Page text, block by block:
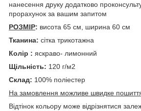
нанесення друку додатково
прорахунок за вашим запитом
РОЗМІР: висота 65 см, ширина 60 см
Тканина: сітка трикотажна
Колір : яскраво- лимонний
Щільність: 120 г/м2
Склад: 100% поліестер
На замовлення можливе швидке
Відтінок кольору може відрізнятися